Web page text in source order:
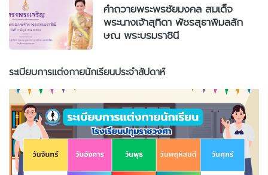
คำถวายพระพรชัยมงคล สมเด็จ
พระนางเจ้าสุทิดา พัชรสุธาพิมลลัก
ษณ พระบรมราชินี
ระเบียบการแต่งกายนักเรียนประจำสัปดาห์